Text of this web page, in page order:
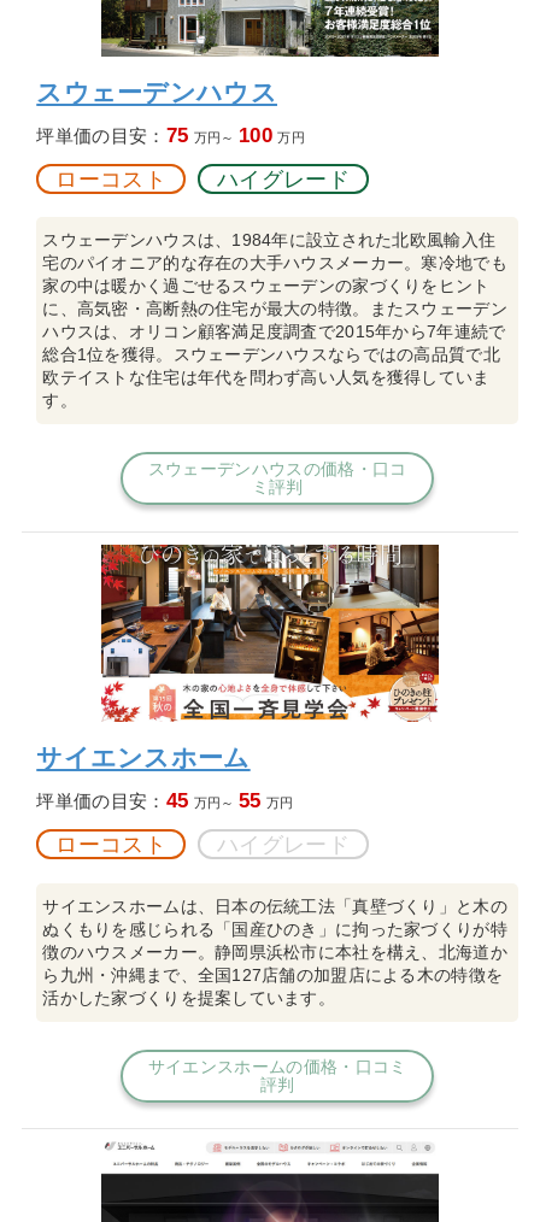
スウェーデンハウス
坪単価の目安： 75 万円～ 100 万円
ローコスト ハイグレード
スウェーデンハウスは、1984年に設立された北欧風輸入住
宅のパイオニア的な存在の大手ハウスメーカー。寒冷地でも
家の中は暖かく過ごせるスウェーデンの家づくりをヒント
に、高気密・高断熱の住宅が最大の特徴。またスウェーデン
ハウスは、オリコン顧客満足度調査で2015年から7年連続で
総合1位を獲得。スウェーデンハウスならではの高品質で北
欧テイストな住宅は年代を問わず高い人気を獲得していま
す。
スウェーデンハウスの価格・口コ
ミ評判
サイエンスホーム
坪単価の目安： 45 万円～ 55 万円
ローコスト ハイグレード
サイエンスホームは、日本の伝統工法「真壁づくり」と木の
ぬくもりを感じられる「国産ひのき」に拘った家づくりが特
徴のハウスメーカー。静岡県浜松市に本社を構え、北海道か
ら九州・沖縄まで、全国127店舗の加盟店による木の特徴を
活かした家づくりを提案しています。
サイエンスホームの価格・口コミ
評判